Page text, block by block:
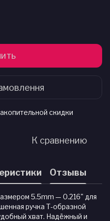
скидки
К сравнению
Отзывы
5.5mm — 0.216" для
ручка Т-образной
хват. Надёжный и